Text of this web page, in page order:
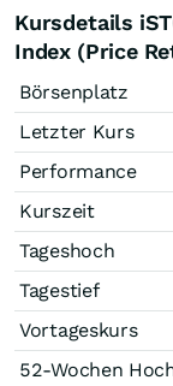
Kursdetails
Index (Price
Börsenplatz
Letzter Kurs
Performance
Kurszeit
Tageshoch
Tagestief
Vortageskurs
52-Wochen